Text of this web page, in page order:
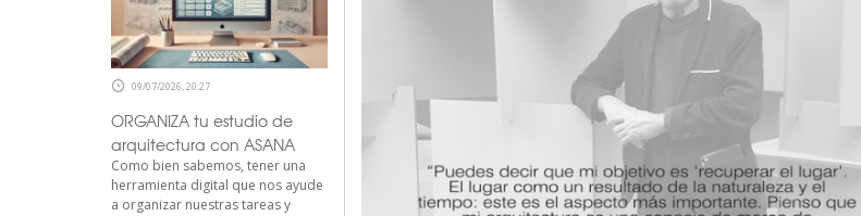
09/07/2026, 20:27
ORGANIZA tu estudio de
arquitectura con ASANA
Como bien sabemos, tener una
herramienta digital que nos ayude
a organizar nuestras tareas y